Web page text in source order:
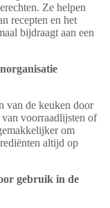
Ze helpen
recepten en het
bijdraagt aan een
van de keuken door
van voorraadlijsten of
om
altijd op
gebruik in de